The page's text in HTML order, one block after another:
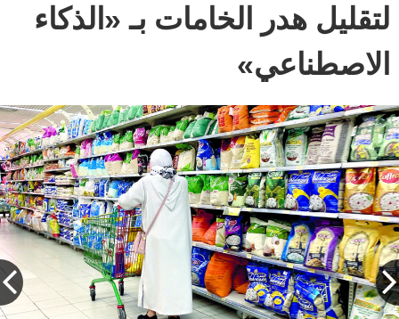
لتقليل هدر الخامات بـ «الذكاء
الاصطناعي»